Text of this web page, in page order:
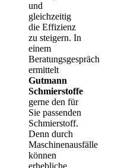
und
gleichzeitig
die Effizienz
zu steigern. In
einem
Beratungsgespräch
ermittelt
Gutmann
Schmierstoffe
gerne den für
Sie passenden
Schmierstoff.
Denn durch
Maschinenausfälle
können
erhebliche